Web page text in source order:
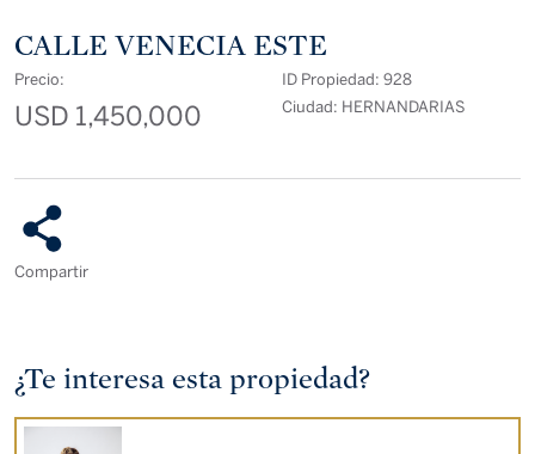
CALLE VENECIA ESTE
Precio:
USD 1,450,000
ID Propiedad: 928
Ciudad: HERNANDARIAS
Compartir
¿Te interesa esta propiedad?